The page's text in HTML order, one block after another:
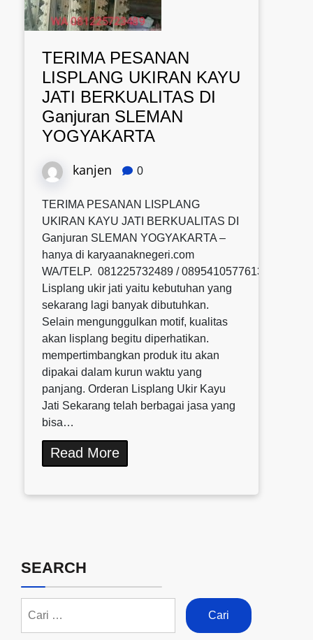
TERIMA PESANAN
LISPLANG UKIRAN KAYU
JATI BERKUALITAS DI
Ganjuran SLEMAN
YOGYAKARTA
kanjen 0
TERIMA PESANAN LISPLANG
UKIRAN KAYU JATI BERKUALITAS DI
Ganjuran SLEMAN YOGYAKARTA –
hanya di karyaanaknegeri.com
WA/TELP. 081225732489 / 0895410577613 /
Lisplang ukir jati yaitu kebutuhan yang
sekarang lagi banyak dibutuhkan.
Selain mengunggulkan motif, kualitas
akan lisplang begitu diperhatikan.
mempertimbangkan produk itu akan
dipakai dalam kurun waktu yang
panjang. Orderan Lisplang Ukir Kayu
Jati Sekarang telah berbagai jasa yang
bisa…
Read More
SEARCH